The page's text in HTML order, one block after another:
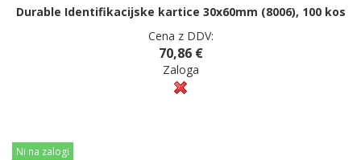
Durable Identifikacijske kartice 30x60mm (8006), 100 kos
Cena z DDV:
70,86 €
Zaloga
Ni na zalogi